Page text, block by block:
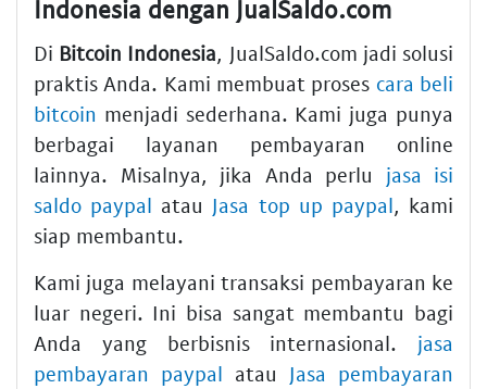
Indonesia dengan JualSaldo.com
Di Bitcoin Indonesia, JualSaldo.com jadi solusi
praktis Anda. Kami membuat proses cara beli
bitcoin menjadi sederhana. Kami juga punya
berbagai layanan pembayaran online
lainnya. Misalnya, jika Anda perlu jasa isi
saldo paypal atau Jasa top up paypal, kami
siap membantu.
Kami juga melayani transaksi pembayaran ke
luar negeri. Ini bisa sangat membantu bagi
Anda yang berbisnis internasional. jasa
pembayaran paypal atau Jasa pembayaran